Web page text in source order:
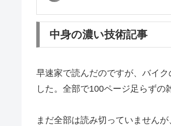
中身の濃い技術記事
早速家で読んだのですが、バイ
した。全部で100ページ足らずの
まだ全部は読み切っていません